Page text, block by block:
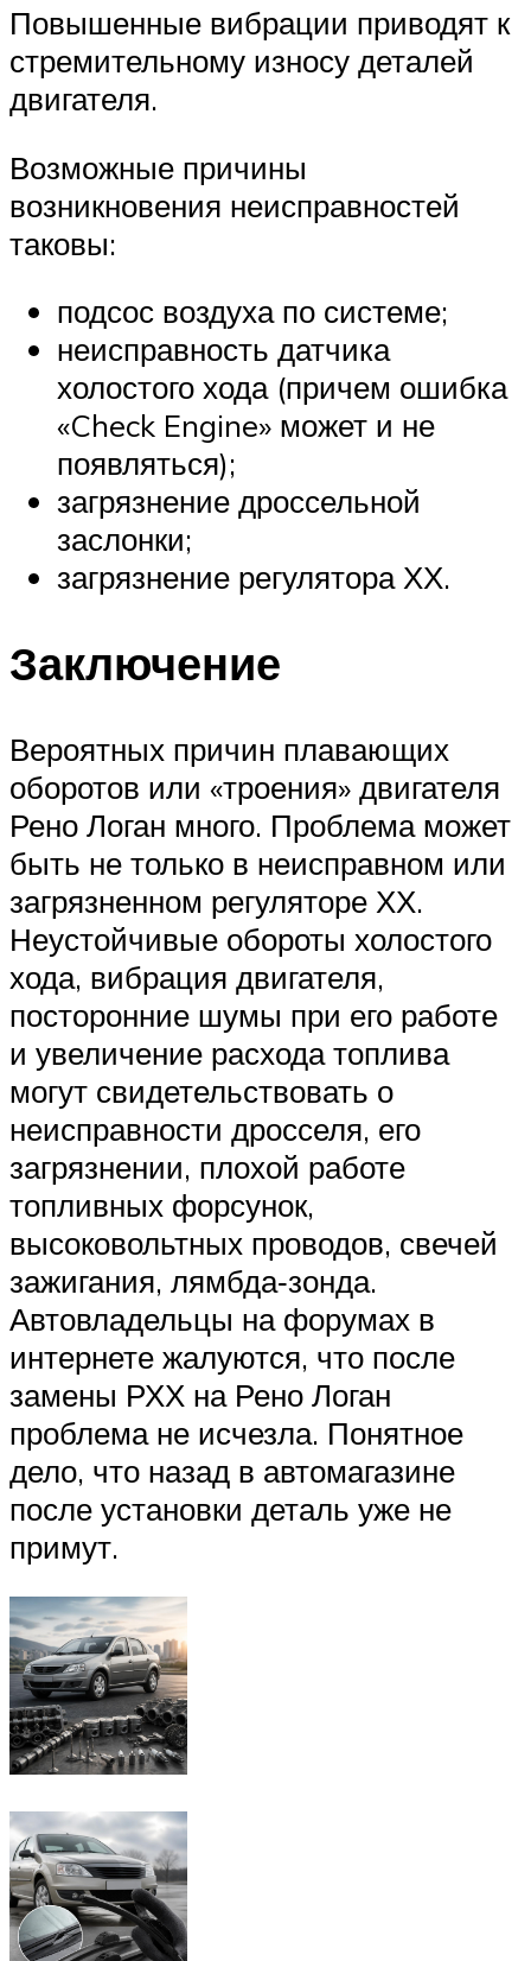
Повышенные вибрации приводят к
стремительному износу деталей
двигателя.
Возможные причины
возникновения неисправностей
таковы:
подсос воздуха по системе;
неисправность датчика
холостого хода (причем ошибка
«Check Engine» может и не
появляться);
загрязнение дроссельной
заслонки;
загрязнение регулятора ХХ.
Заключение
Вероятных причин плавающих
оборотов или «троения» двигателя
Рено Логан много. Проблема может
быть не только в неисправном или
загрязненном регуляторе ХХ.
Неустойчивые обороты холостого
хода, вибрация двигателя,
посторонние шумы при его работе
и увеличение расхода топлива
могут свидетельствовать о
неисправности дросселя, его
загрязнении, плохой работе
топливных форсунок,
высоковольтных проводов, свечей
зажигания, лямбда‐зонда.
Автовладельцы на форумах в
интернете жалуются, что после
замены РХХ на Рено Логан
проблема не исчезла. Понятное
дело, что назад в автомагазине
после установки деталь уже не
примут.